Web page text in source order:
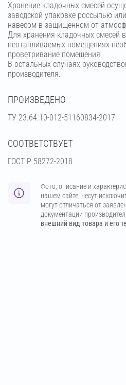
Хранение кладочных смесей
заводской упаковке россыпью
навесом в защищенном от
Для хранения кладочных смесей
неотапливаемых помещениях
проветривание помещения.
В остальных случаях
производителя.
ПРОИЗВЕДЕНО
ТУ 23.64.10-012-51160834-2017
СООТВЕТСТВУЕТ
ГОСТ Р 58272-2018
Фото, описание и
нашем сайте, несут
могут отличаться от
документации
внешний вид товара и его